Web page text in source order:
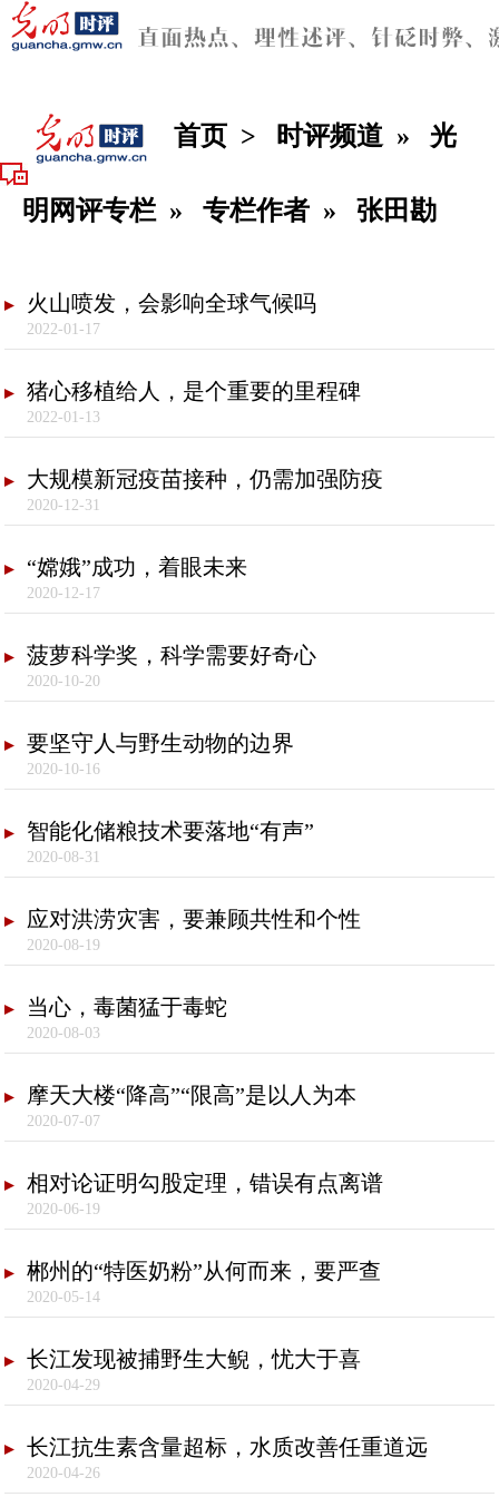
首页 > 时评频道 » 光
明网评专栏 » 专栏作者 » 张田勘
火山喷发，会影响全球气候吗
2022-01-17
猪心移植给人，是个重要的里程碑
2022-01-13
大规模新冠疫苗接种，仍需加强防疫
2020-12-31
“嫦娥”成功，着眼未来
2020-12-17
菠萝科学奖，科学需要好奇心
2020-10-20
要坚守人与野生动物的边界
2020-10-16
智能化储粮技术要落地“有声”
2020-08-31
应对洪涝灾害，要兼顾共性和个性
2020-08-19
当心，毒菌猛于毒蛇
2020-08-03
摩天大楼“降高”“限高”是以人为本
2020-07-07
相对论证明勾股定理，错误有点离谱
2020-06-19
郴州的“特医奶粉”从何而来，要严查
2020-05-14
长江发现被捕野生大鲵，忧大于喜
2020-04-29
长江抗生素含量超标，水质改善任重道远
2020-04-26